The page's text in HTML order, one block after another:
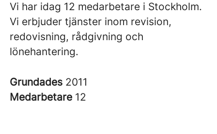
Vi har idag 12 medarbetare i Stockholm.
Vi erbjuder tjänster inom revision,
redovisning, rådgivning och
lönehantering.
Grundades 2011
Medarbetare 12